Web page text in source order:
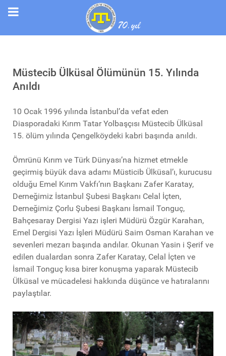
Müstecib Ülküsal Ölümünün 15. Yılında
Anıldı
10 Ocak 1996 yılında İstanbul’da vefat eden
Diasporadaki Kırım Tatar Yolbaşçısı Müstecib Ülküsal
15. ölüm yılında Çengelköydeki kabri başında anıldı.
Ömrünü Kırım ve Türk Dünyası’na hizmet etmekle
geçirmiş büyük dava adamı Müsticib Ülküsal’ı, kurucusu
olduğu Emel Kırım Vakfı’nın Başkanı Zafer Karatay,
Derneğimiz İstanbul Şubesi Başkanı Celal İçten,
Derneğimiz Çorlu Şubesi Başkanı İsmail Tonguç,
Bahçesaray Dergisi Yazı işleri Müdürü Özgür Karahan,
Emel Dergisi Yazı İşleri Müdürü Saim Osman Karahan ve
sevenleri mezarı başında andılar. Okunan Yasin i Şerif ve
edilen dualardan sonra Zafer Karatay, Celal İçten ve
İsmail Tonguç kısa birer konuşma yaparak Müstecib
Ülküsal ve mücadelesi hakkında düşünce ve hatıralarını
paylaştılar.